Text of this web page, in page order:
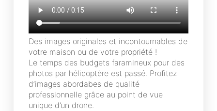
Des images originales et incontournables de
votre maison ou de votre propriété !
Le temps des budgets faramineux pour des
photos par hélicoptère est passé. Profitez
d’images abordabes de qualité
professionnelle grâce au point de vue
unique d’un drone.